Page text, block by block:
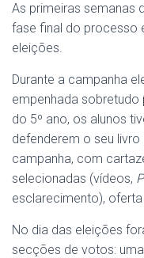
As primeiras semanas
fase final do processo
eleições.
Durante a campanha
empenhada sobretudo
do 5º ano, os alunos
defenderem o seu
campanha, com
selecionadas (vídeos,
esclarecimento),
No dia das eleições
secções de votos: